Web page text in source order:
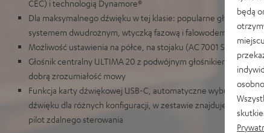
CEC) i technologią Dynamore®
Dla maksymalnego dźwięku w tej klasie: popularne głośniki
systemem dwudrożnym, wtyczką fazową i falowodem
Możliwość ustawienia na półce, na stojaku (AC 7001 SP 2) lub
Głośnik centralny ULTIMA 20 z podwójnym głośnikiem
dobrą zrozumiałość mowy
Funkcja karty dźwiękowej USB-C, automatyczne wybudzanie z
dźwięku dla różnych konfiguracji, w zestawie znajduje się kabel
pilot zdalnego sterowania
będą